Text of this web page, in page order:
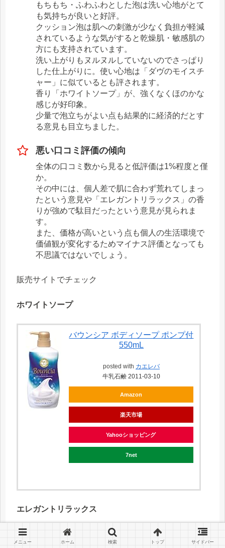
もちもち・ふわふわとした泡は洗い心地がとて
も気持ちが良いと好評。
クッション泡は肌への刺激が少なく負担が軽減
されているような気がすると乾燥肌・敏感肌の
方にも支持されています。
洗い上がりもヌルヌルしていないのでさっぱり
した仕上がりに。使い心地は「ダヴのモイスチ
ャー」に似ているとも評されます。
香り「ホワイトソープ」が、強くなくほのかな
感じが好印象。
少量で泡立ちがよい点も結果的に経済的だとす
る意見も目立ちました。
悪い口コミ評価の傾向
全体の口コミ数から見ると低評価は1%程度と僅
か。
その中には、個人差で肌に合わず荒れてしまっ
たという意見や「エレガントリラックス」の香
りが強めで駄目だったという意見が見られま
す。
また、価格が高いという点も個人の生活環境で
価値観が変化するためマイナス評価となっても
不思議ではないでしょう。
販売サイトでチェック
ホワイトソープ
バウンシア ボディソープ ポンプ付
550mL
posted with カエレバ
牛乳石鹸 2011-03-10
Amazon
楽天市場
Yahooショッピング
7net
エレガントリラックス
バウンシアボディソープ エレガン
メニュー ホーム 検索 トップ サイドバー